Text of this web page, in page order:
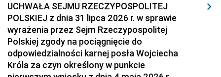
UCHWAŁA SEJMU RZECZYPOSPOLITEJ
POLSKIEJ z dnia 31 lipca 2026 r. w sprawie
wyrażenia przez Sejm Rzeczypospolitej
Polskiej zgody na pociągnięcie do
odpowiedzialności karnej posła Wojciecha
Króla za czyn określony w punkcie